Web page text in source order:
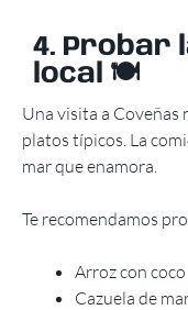
4. Probar
local 🍽️
Una visita a Coveñas
platos típicos. La
mar que enamora.
Te recomendamos
Arroz con coco
Cazuela de